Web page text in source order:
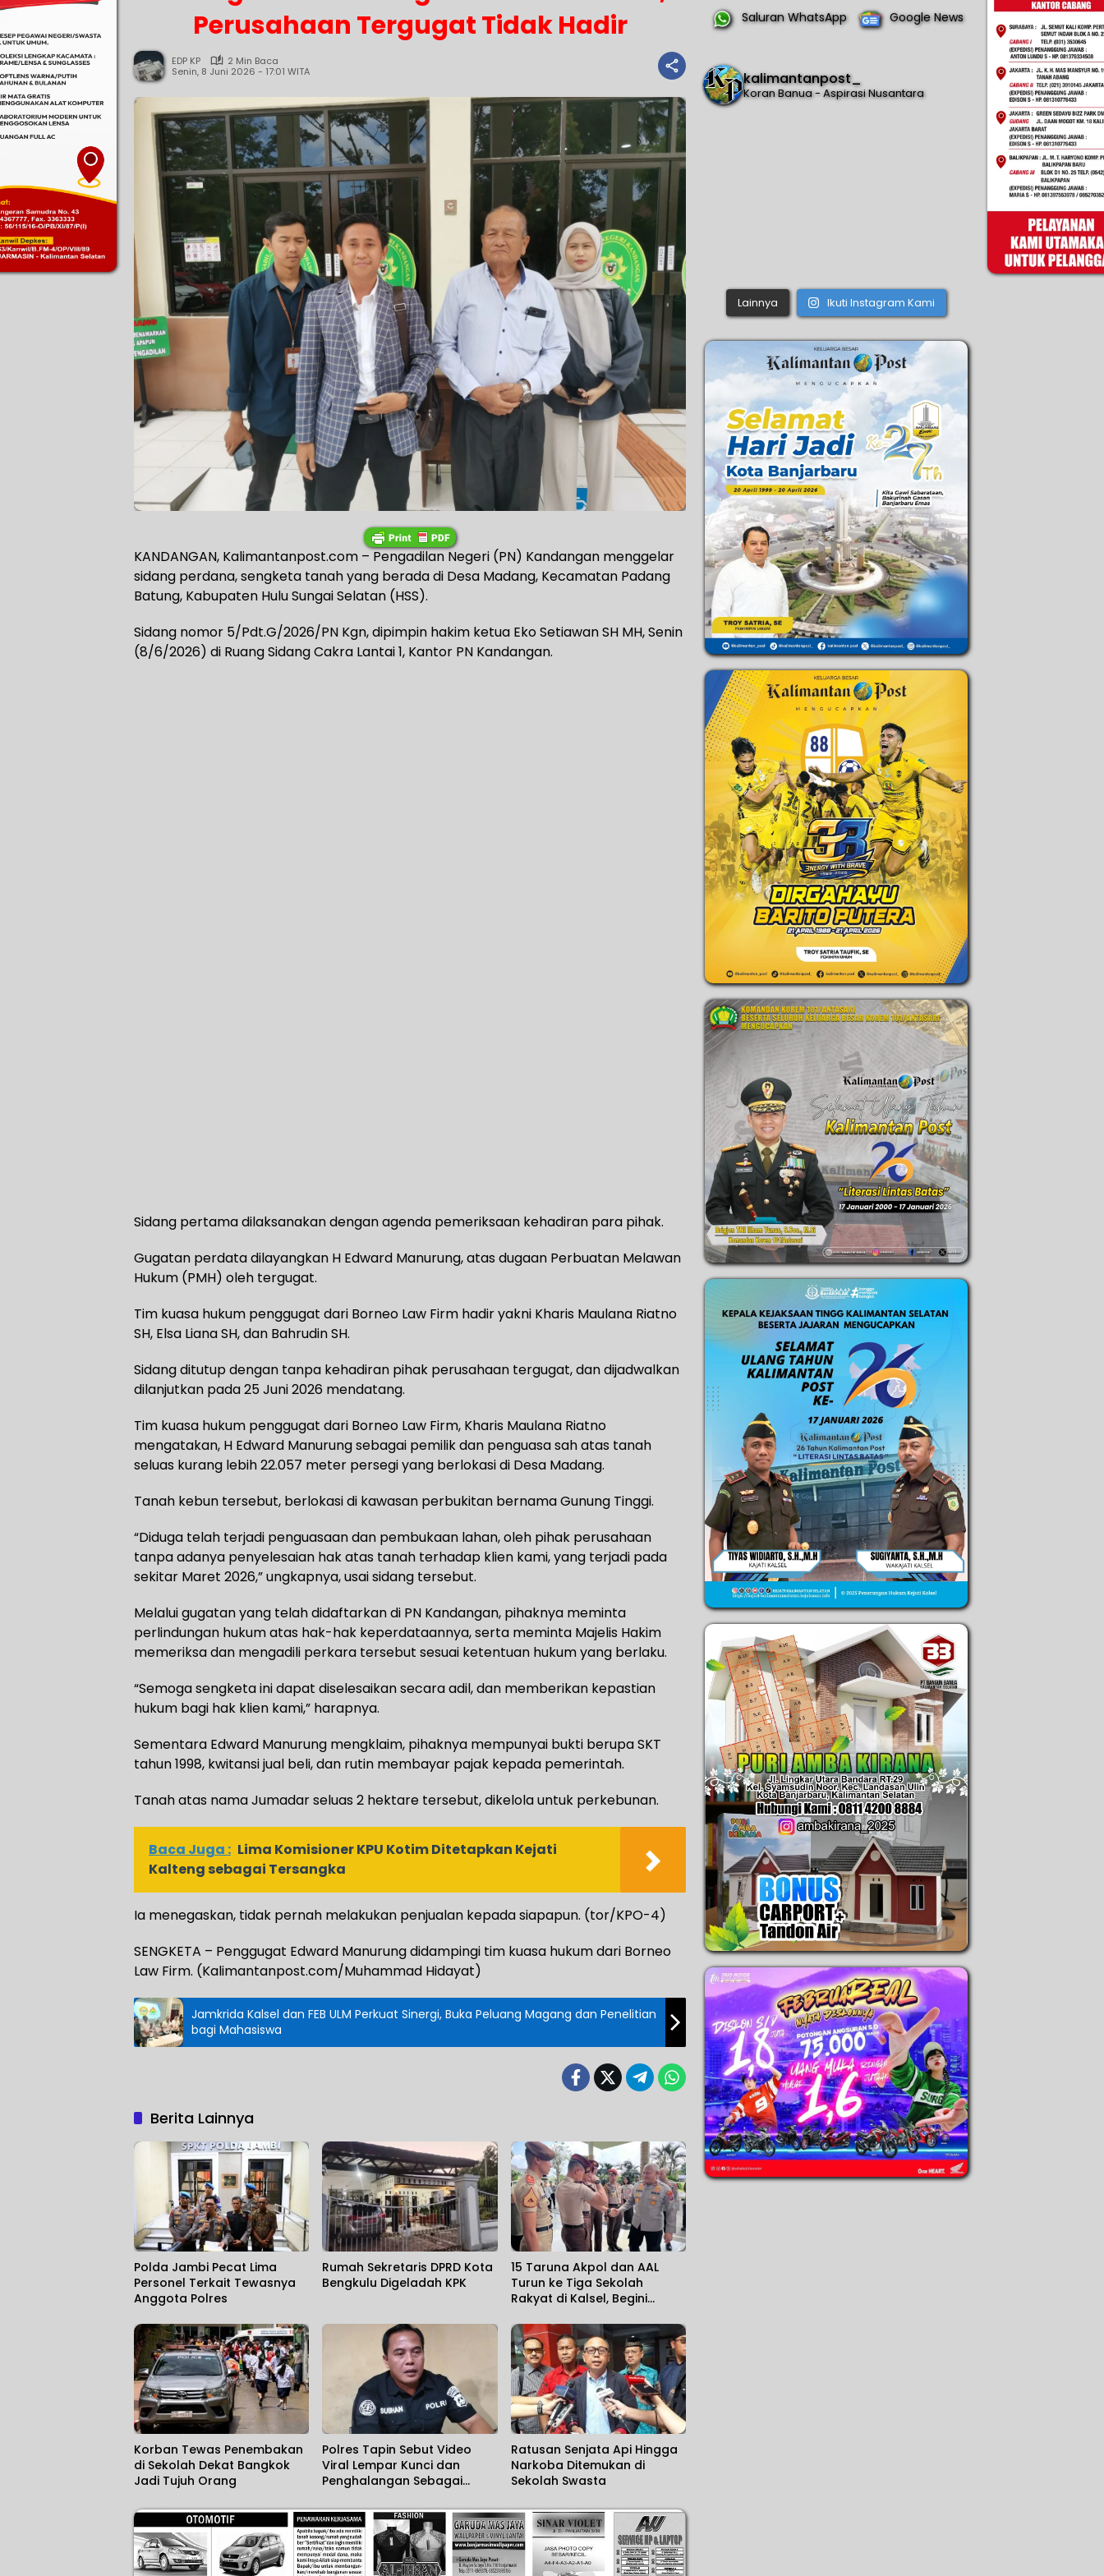
Perusahaan Tergugat Tidak Hadir
EDP KP
2 Min Baca
Senin, 8 Juni 2026 - 17:01 WITA
KANDANGAN, Kalimantanpost.com – Pengadilan Negeri (PN) Kandangan menggelar
sidang perdana, sengketa tanah yang berada di Desa Madang, Kecamatan Padang
Batung, Kabupaten Hulu Sungai Selatan (HSS).
Sidang nomor 5/Pdt.G/2026/PN Kgn, dipimpin hakim ketua Eko Setiawan SH MH, Senin
(8/6/2026) di Ruang Sidang Cakra Lantai 1, Kantor PN Kandangan.
Sidang pertama dilaksanakan dengan agenda pemeriksaan kehadiran para pihak.
Gugatan perdata dilayangkan H Edward Manurung, atas dugaan Perbuatan Melawan
Hukum (PMH) oleh tergugat.
Tim kuasa hukum penggugat dari Borneo Law Firm hadir yakni Kharis Maulana Riatno
SH, Elsa Liana SH, dan Bahrudin SH.
Sidang ditutup dengan tanpa kehadiran pihak perusahaan tergugat, dan dijadwalkan
dilanjutkan pada 25 Juni 2026 mendatang.
Tim kuasa hukum penggugat dari Borneo Law Firm, Kharis Maulana Riatno
mengatakan, H Edward Manurung sebagai pemilik dan penguasa sah atas tanah
seluas kurang lebih 22.057 meter persegi yang berlokasi di Desa Madang.
Tanah kebun tersebut, berlokasi di kawasan perbukitan bernama Gunung Tinggi.
“Diduga telah terjadi penguasaan dan pembukaan lahan, oleh pihak perusahaan
tanpa adanya penyelesaian hak atas tanah terhadap klien kami, yang terjadi pada
sekitar Maret 2026,” ungkapnya, usai sidang tersebut.
Melalui gugatan yang telah didaftarkan di PN Kandangan, pihaknya meminta
perlindungan hukum atas hak-hak keperdataannya, serta meminta Majelis Hakim
memeriksa dan mengadili perkara tersebut sesuai ketentuan hukum yang berlaku.
“Semoga sengketa ini dapat diselesaikan secara adil, dan memberikan kepastian
hukum bagi hak klien kami,” harapnya.
Sementara Edward Manurung mengklaim, pihaknya mempunyai bukti berupa SKT
tahun 1998, kwitansi jual beli, dan rutin membayar pajak kepada pemerintah.
Tanah atas nama Jumadar seluas 2 hektare tersebut, dikelola untuk perkebunan.
Baca Juga : Lima Komisioner KPU Kotim Ditetapkan Kejati
Kalteng sebagai Tersangka
Ia menegaskan, tidak pernah melakukan penjualan kepada siapapun. (tor/KPO-4)
SENGKETA – Penggugat Edward Manurung didampingi tim kuasa hukum dari Borneo
Law Firm. (Kalimantanpost.com/Muhammad Hidayat)
Jamkrida Kalsel dan FEB ULM Perkuat Sinergi, Buka Peluang Magang dan Penelitian
bagi Mahasiswa
Berita Lainnya
Polda Jambi Pecat Lima
Personel Terkait Tewasnya
Anggota Polres
Rumah Sekretaris DPRD Kota
Bengkulu Digeladah KPK
15 Taruna Akpol dan AAL
Turun ke Tiga Sekolah
Rakyat di Kalsel, Begini
Korban Tewas Penembakan
di Sekolah Dekat Bangkok
Jadi Tujuh Orang
Polres Tapin Sebut Video
Viral Lempar Kunci dan
Penghalangan Sebagai
Ratusan Senjata Api Hingga
Narkoba Ditemukan di
Sekolah Swasta
Saluran WhatsApp Google News
kalimantanpost_
Koran Banua - Aspirasi Nusantara
Lainnya Ikuti Instagram Kami